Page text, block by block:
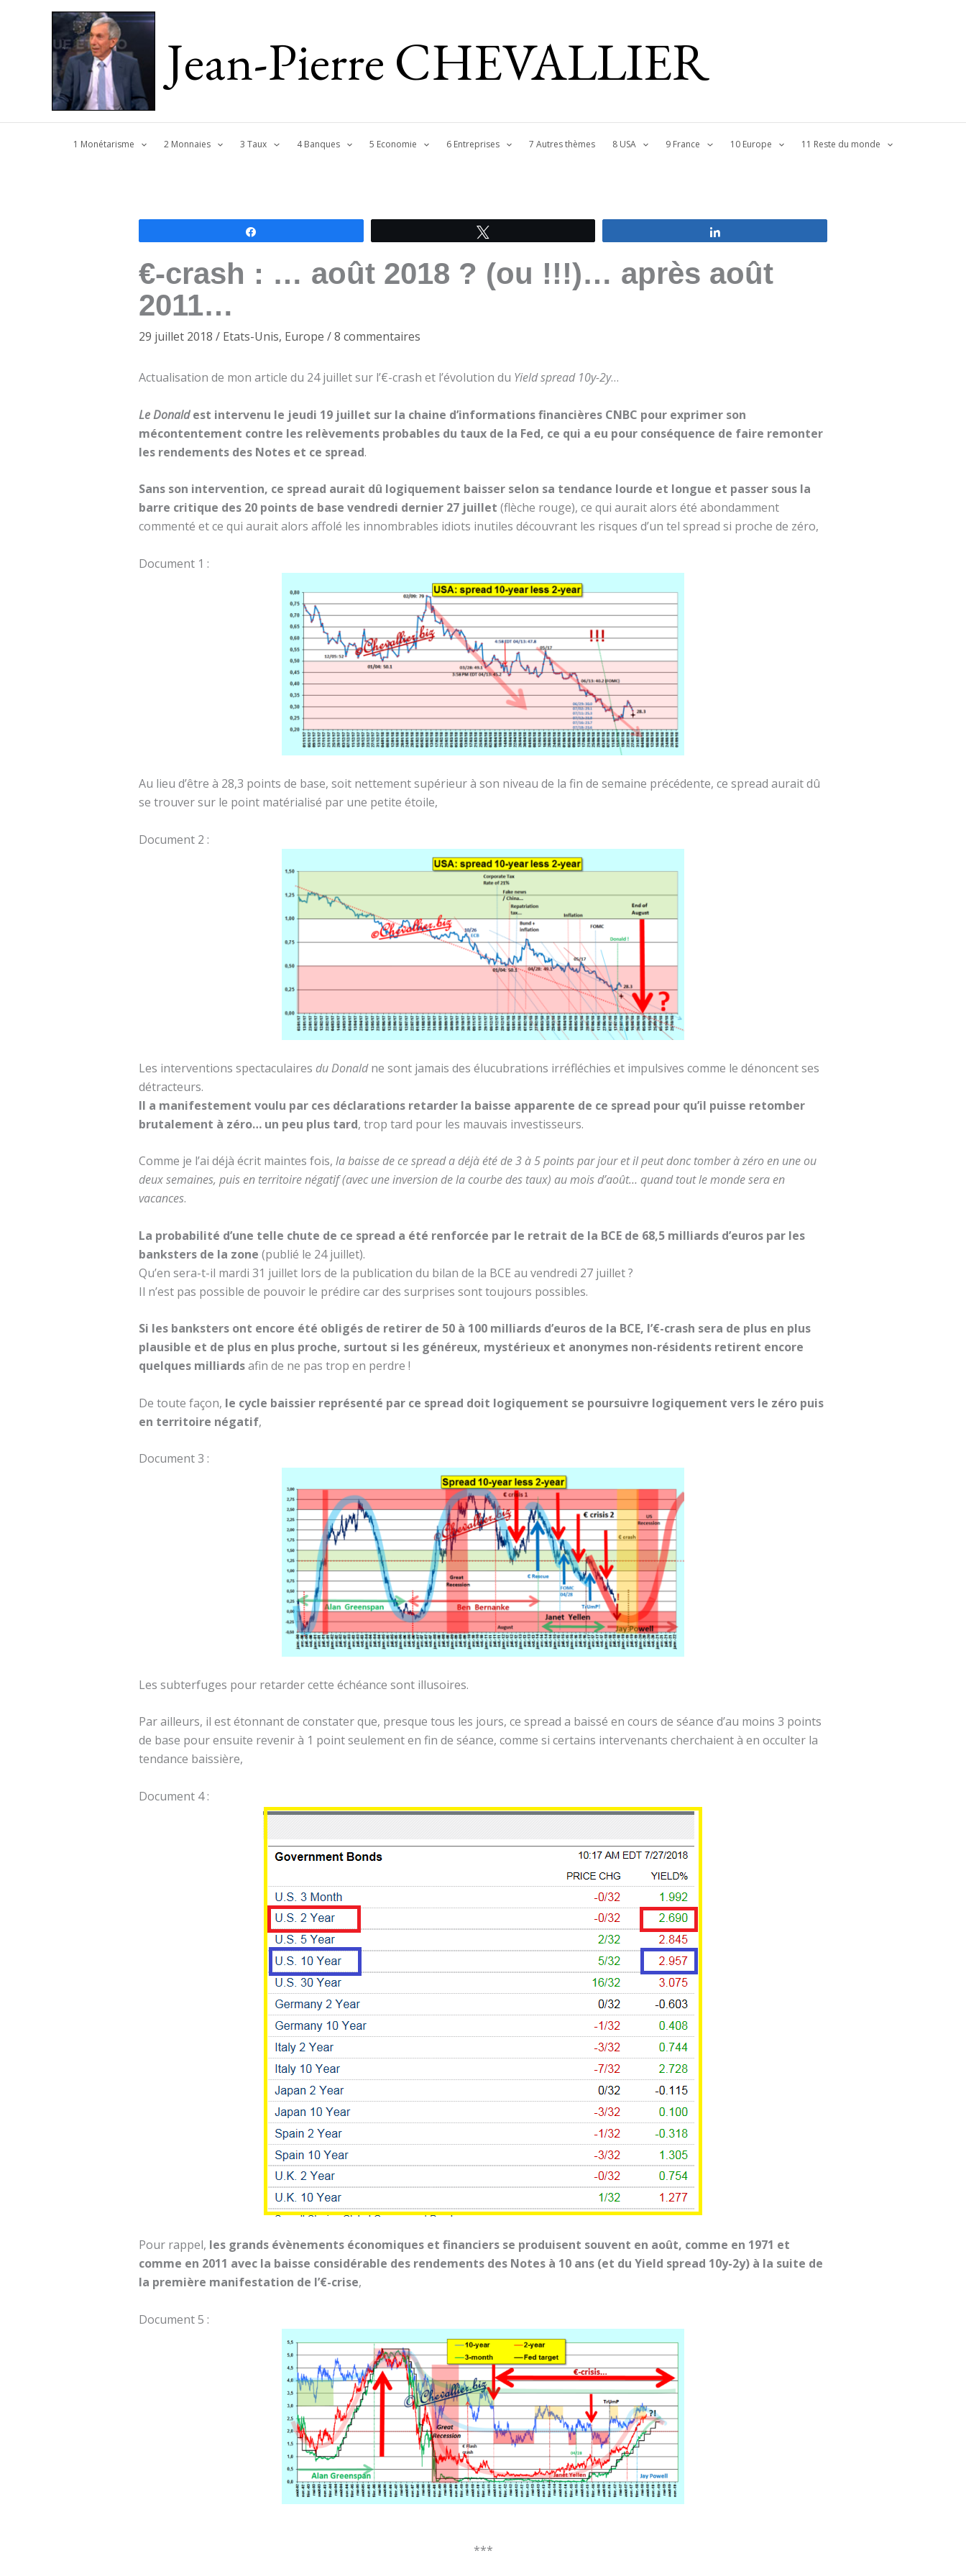
Jean-Pierre CHEVALLIER
1 Monétarisme 2 Monnaies 3 Taux 4 Banques 5 Economie 6 Entreprises 7 Autres thèmes 8 USA 9 France 10 Europe 11 Reste du monde
€-crash : … août 2018 ? (ou !!!)… après août
2011…
29 juillet 2018 / Etats-Unis, Europe /8 commentaires
Actualisation de mon article du 24 juillet sur l’€-crash et l’évolution du Yield spread 10y-2y…
Le Donaldest intervenu le jeudi 19 juillet sur la chaine d’informations financières CNBC pour exprimer son
mécontentement contre les relèvements probables du taux de la Fed, ce qui a eu pour conséquence de faire remonter
les rendements des Notes et ce spread.
Sans son intervention, ce spread aurait dû logiquement baisser selon sa tendance lourde et longue et passer sous la
barre critique des 20 points de base vendredi dernier 27 juillet (flèche rouge), ce qui aurait alors été abondamment
commenté et ce qui aurait alors affolé les innombrables idiots inutiles découvrant les risques d’un tel spread si proche de zéro,
Document 1 :
Au lieu d’être à 28,3 points de base, soit nettement supérieur à son niveau de la fin de semaine précédente, ce spread aurait dû
se trouver sur le point matérialisé par une petite étoile,
Document 2 :
Les interventions spectaculaires du Donaldne sont jamais des élucubrations irréfléchies et impulsives comme le dénoncent ses
détracteurs.
Il a manifestement voulu par ces déclarations retarder la baisse apparente de ce spread pour qu’il puisse retomber
brutalement à zéro… un peu plus tard, trop tard pour les mauvais investisseurs.
Comme je l’ai déjà écrit maintes fois, la baisse de ce spread a déjà été de 3 à 5 points par jour et il peut donc tomber à zéro en une ou
deux semaines, puis en territoire négatif (avec une inversion de la courbe des taux) au mois d’août… quand tout le monde sera en
vacances.
La probabilité d’une telle chute de ce spread a été renforcée par le retrait de la BCE de 68,5 milliards d’euros par les
banksters de la zone (publié le 24 juillet).
Qu’en sera-t-il mardi 31 juillet lors de la publication du bilan de la BCE au vendredi 27 juillet ?
Il n’est pas possible de pouvoir le prédire car des surprises sont toujours possibles.
Si les banksters ont encore été obligés de retirer de 50 à 100 milliards d’euros de la BCE, l’€-crash sera de plus en plus
plausible et de plus en plus proche, surtout si les généreux, mystérieux et anonymes non-résidents retirent encore
quelques milliardsafin de ne pas trop en perdre !
De toute façon, le cycle baissier représenté par ce spread doit logiquement se poursuivre logiquement vers le zéro puis
en territoire négatif,
Document 3 :
Les subterfuges pour retarder cette échéance sont illusoires.
Par ailleurs, il est étonnant de constater que, presque tous les jours, ce spread a baissé en cours de séance d’au moins 3 points
de base pour ensuite revenir à 1 point seulement en fin de séance, comme si certains intervenants cherchaient à en occulter la
tendance baissière,
Document 4 :
Pour rappel, les grands évènements économiques et financiers se produisent souvent en août, comme en 1971 et
comme en 2011 avec la baisse considérable des rendements des Notes à 10 ans (et du Yield spread 10y-2y) à la suite de
la première manifestation de l’€-crise,
Document 5 :
***